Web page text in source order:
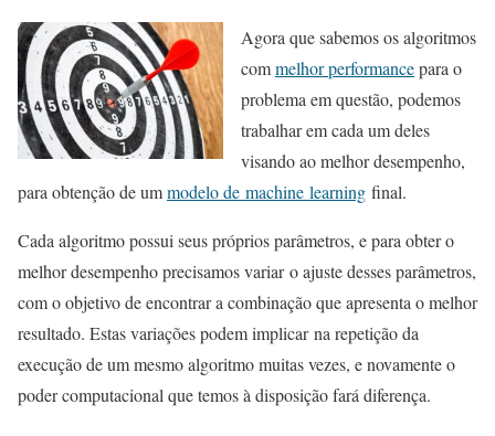
Agora que sabemos os algoritmos
commelhor performancepara o
problema em questão, podemos
trabalhar em cada um deles
visando ao melhor desempenho,
para obtenção de ummodelo de machine learning final.
Cada algoritmo possui seus próprios parâmetros, e para obter o
melhor desempenho precisamos variar o ajuste desses parâmetros,
com o objetivo de encontrar a combinação que apresenta o melhor
resultado. Estas variações podem implicar na repetição da
execução de um mesmo algoritmo muitas vezes, e novamente o
poder computacional que temos à disposição fará diferença.